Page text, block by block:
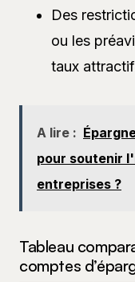
Des
ou les
taux
A lire :
pour soutenir
entreprises ?
Tableau
comptes